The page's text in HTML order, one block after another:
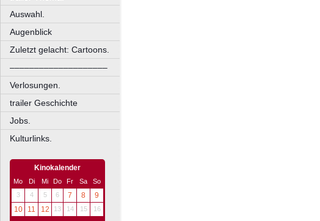
Auswahl.
Augenblick
Zuletzt gelacht: Cartoons.
––––––––––––––––––––
Verlosungen.
trailer Geschichte
Jobs.
Kulturlinks.
Kinokalender
Mo Di Mi Do Fr Sa
So
3
4 5 6 7 8
9
10
11 12 13 14 15 16